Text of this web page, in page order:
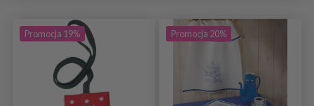
Promocja 19% Promocja 20%